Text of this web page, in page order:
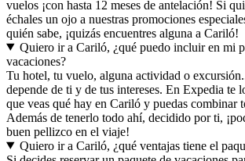
vuelos ¡con hasta 12 meses de antelación! Si
échales un ojo a nuestras promociones
quién sabe, ¡quizás encuentres alguna a Cariló!
Quiero ir a Cariló, ¿qué puedo incluir en mi
vacaciones?
Tu hotel, tu vuelo, alguna actividad o
depende de ti y de tus intereses. En Expedia te
que veas qué hay en Cariló y puedas combinar
Además de tenerlo todo ahí, decidido por ti,
buen pellizco en el viaje!
Quiero ir a Cariló, ¿qué ventajas tiene el